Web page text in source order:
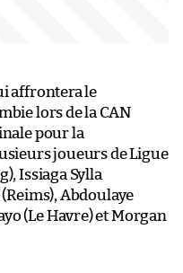
affrontera le
lors de la CAN
pour la
joueurs de Ligue
Issiaga Sylla
Abdoulaye
(Le Havre) et Morgan